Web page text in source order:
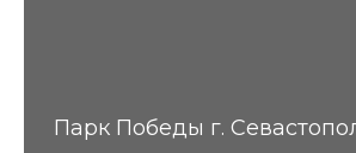
Парк Победы г.